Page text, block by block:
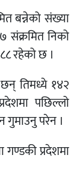
बन्नेको संख्या
संक्रमित निको
रहेको छ ।
तिमध्ये १४२
पछिल्लो
परेन ।
प्रदेशमा